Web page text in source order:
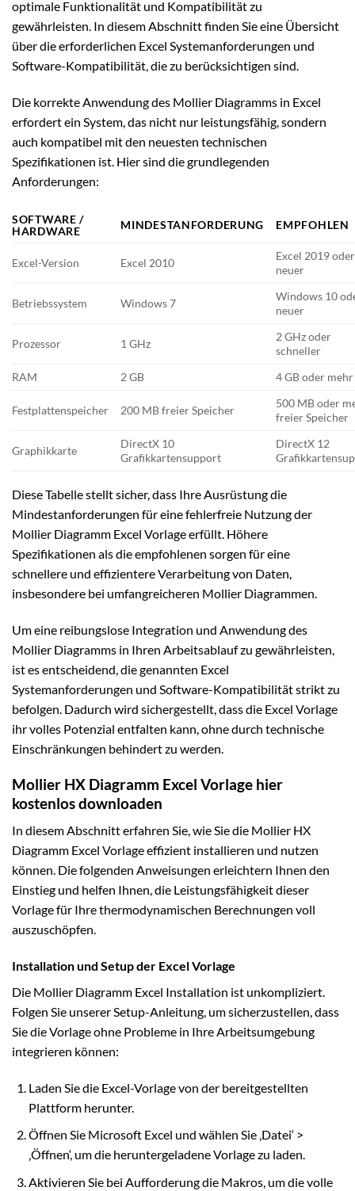
optimale Funktionalität und Kompatibilität zu
gewährleisten. In diesem Abschnitt finden Sie eine Übersicht
über die erforderlichen Excel Systemanforderungen und
Software-Kompatibilität, die zu berücksichtigen sind.
Die korrekte Anwendung des Mollier Diagramms in Excel
erfordert ein System, das nicht nur leistungsfähig, sondern
auch kompatibel mit den neuesten technischen
Spezifikationen ist. Hier sind die grundlegenden
Anforderungen:
SOFTWARE /
HARDWARE
MINDESTANFORDERUNG EMPFOHLEN
Excel-Version Excel 2010
Excel 2019 oder
neuer
Betriebssystem Windows 7
Windows 10
neuer
Prozessor 1 GHz
2 GHz oder
schneller
RAM
2 GB 4 GB oder mehr
Festplattenspeicher 200 MB freier Speicher
500 MB oder
freier Speicher
Graphikkarte
DirectX 10
Grafikkartensupport
DirectX 12
Diese Tabelle stellt sicher, dass Ihre Ausrüstung die
Mindestanforderungen für eine fehlerfreie Nutzung der
Mollier Diagramm Excel Vorlage erfüllt. Höhere
Spezifikationen als die empfohlenen sorgen für eine
schnellere und effizientere Verarbeitung von Daten,
insbesondere bei umfangreicheren Mollier Diagrammen.
Um eine reibungslose Integration und Anwendung des
Mollier Diagramms in Ihren Arbeitsablauf zu gewährleisten,
ist es entscheidend, die genannten Excel
Systemanforderungen und Software-Kompatibilität strikt zu
befolgen. Dadurch wird sichergestellt, dass die Excel Vorlage
ihr volles Potenzial entfalten kann, ohne durch technische
Einschränkungen behindert zu werden.
Mollier HX Diagramm Excel Vorlage hier
kostenlos downloaden
In diesem Abschnitt erfahren Sie, wie Sie die Mollier HX
Diagramm Excel Vorlage effizient installieren und nutzen
können. Die folgenden Anweisungen erleichtern Ihnen den
Einstieg und helfen Ihnen, die Leistungsfähigkeit dieser
Vorlage für Ihre thermodynamischen Berechnungen voll
auszuschöpfen.
Installation und Setup der Excel Vorlage
Die Mollier Diagramm Excel Installation ist unkompliziert.
Folgen Sie unserer Setup-Anleitung, um sicherzustellen, dass
Sie die Vorlage ohne Probleme in Ihre Arbeitsumgebung
integrieren können:
Laden Sie die Excel-Vorlage von der bereitgestellten
Plattform herunter.
Öffnen Sie Microsoft Excel und wählen Sie ‚Datei‘ >
‚Öffnen‘, um die heruntergeladene Vorlage zu laden.
Aktivieren Sie bei Aufforderung die Makros, um die volle